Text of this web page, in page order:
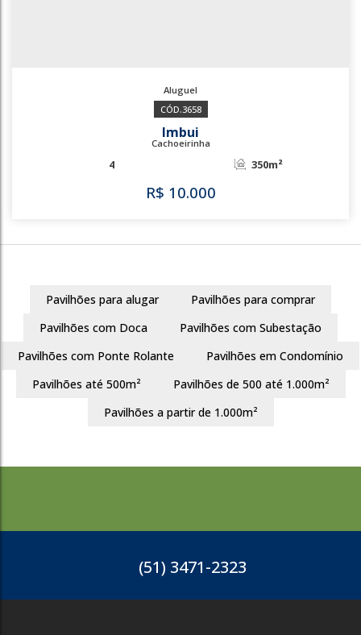
R$10.000
Imbui
Pavilhões para alugar
Pavilhões para comprar
Pavilhões com Doca
Pavilhões com Subestação
Pavilhões com Ponte Rolante
Pavilhões em Condomínio
Pavilhões até 500m²
Pavilhões de 500 até 1.000m²
Pavilhões a partir de 1.000m²
(51) 3471-2323